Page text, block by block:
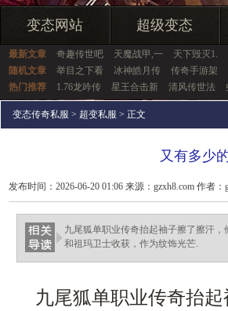
变态网站 超级变态
最新文章 奇趣传世吧 天魔战甲,一 天下毁灭1.
随机文章
举目之下看 冰神皓月传 传奇手游架
热门推荐
1.76龙吟传 星王合击新 清风传世法
变态传奇私服 > 超变私服 > 正文
又有多少
发布时间：2026-06-20 01:06 来源：gzxh8.com 作者：
九尾狐单职业传奇抬起袖子擦了擦汗
和祖玛卫士收获，作为纹饰光芒.
九尾狐单职业传奇抬起